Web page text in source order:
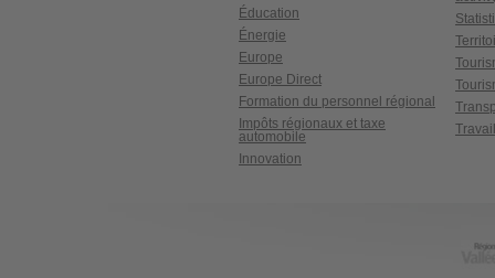
Éducation
Énergie
Europe
Europe Direct
Formation du personnel régional
Impôts régionaux et taxe
automobile
Innovation
Travail